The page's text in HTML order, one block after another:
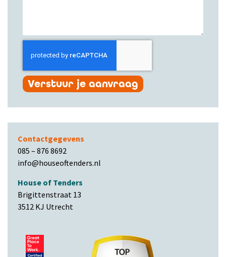
Verstuur je aanvraag
Contactgegevens
085 – 876 8692
info@houseoftenders.nl
House of Tenders
Brigittenstraat 13
3512 KJ Utrecht